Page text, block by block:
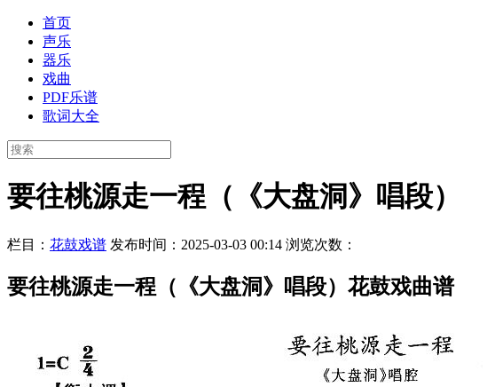
首页
声乐
器乐
戏曲
PDF乐谱
歌词大全
要往桃源走一程（《大盘洞》唱段）
栏目： 花鼓戏谱 发布时间：2025-03-03 00:14 浏览次数：
要往桃源走一程（《大盘洞》唱段）花鼓戏曲谱